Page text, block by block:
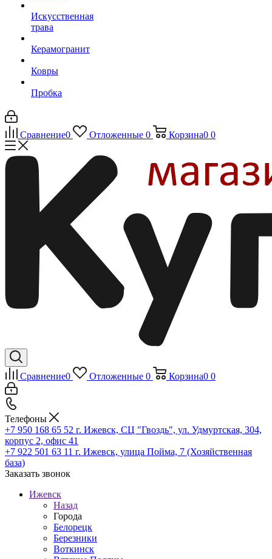
Искусственная
трава
Керамогранит
Ковры
Пробка
Сравнение0 Отложенные 0 Корзина0 0
Сравнение0 Отложенные 0 Корзина0 0
Телефоны
+7 950 168 65 52 г. Ижевск, СЦ "Гвоздь", ул. Удмуртская, 304,
корпус 2, офис 41
+7 922 501 63 11 г. Ижевск, улица Пойма, 7 (Хозяйственная
база)
Заказать звонок
Ижевск
Назад
Города
Белорецк
Березники
Воткинск